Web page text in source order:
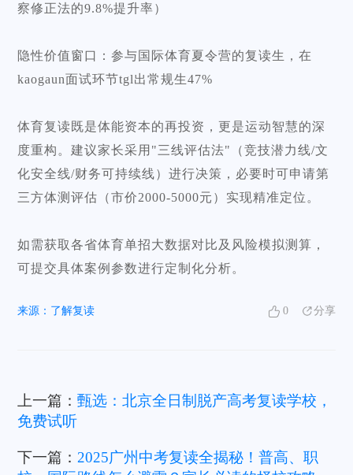
察修正法的9.8%提升率）
隐性价值窗口：参与国际体育夏令营的复读生，在
kaogaun面试环节tgl出常规生47%
体育复读既是体能资本的再投资，更是运动智慧的深
度重构。建议家长采用"三线评估法"（竞技潜力线/文
化安全线/财务可持续线）进行决策，必要时可申请第
三方体测评估（市价2000-5000元）实现精准定位。
如需获取各省体育单招大数据对比及风险模拟测算，
可提交具体案例参数进行定制化分析。
来源： 了解复读 0 分享
上一篇：甄选：北京全日制脱产高考复读学校，
免费试听
下一篇： 2025广州中考复读全揭秘！普高、职